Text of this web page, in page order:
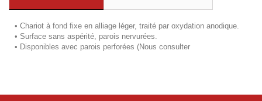
• Chariot à fond fixe en alliage léger, traité par oxydation anodique.
• Surface sans aspérité, parois nervurées.
• Disponibles avec parois perforées (Nous consulter